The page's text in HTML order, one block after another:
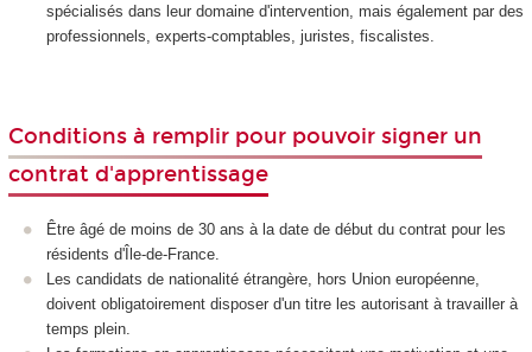
spécialisés dans leur domaine d'intervention, mais également par des
professionnels, experts-comptables, juristes, fiscalistes.
Conditions à remplir pour pouvoir signer un
contrat d'apprentissage
Être âgé de moins de 30 ans à la date de début du contrat pour les
résidents d'Île-de-France.
Les candidats de nationalité étrangère, hors Union européenne,
doivent obligatoirement disposer d'un titre les autorisant à travailler à
temps plein.